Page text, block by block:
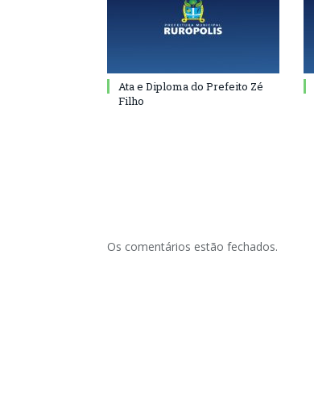
Ata e Diploma do Prefeito Zé
Filho
Os comentários estão fechados.